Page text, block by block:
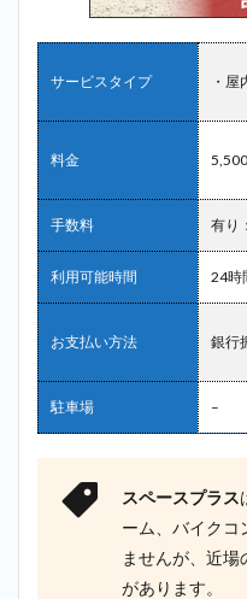
サービスタイプ ・
料金
手数料 有り
利用可能時間 24時
お支払い方法 銀行
駐車場 –
スペースプラス
ーム、バイクコ
ませんが、近
があります。